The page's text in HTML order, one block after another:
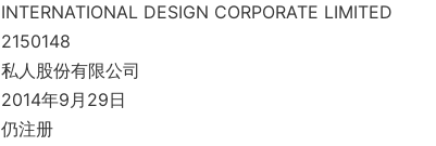
INTERNATIONAL DESIGN CORPORATE LIMITED
2150148
私人股份有限公司
2014年9月29日
仍注册